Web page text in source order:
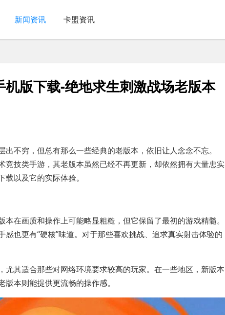
新闻资讯 卡盟资讯
版下载-绝地求生刺激战场老版本
不穷，但总有那么一些经典的老版本，依旧让人念念不忘。
竞技类手游，其老版本虽然已经不再更新，却依然拥有大量忠实
以及它的实际体验。
在画质和操作上可能略显粗糙，但它保留了最初的游戏精髓。
也更有“硬核”味道。对于那些喜欢挑战、追求真实射击体验的
其适合那些对网络环境要求较高的玩家。在一些地区，新版本
本则能提供更流畅的操作感。